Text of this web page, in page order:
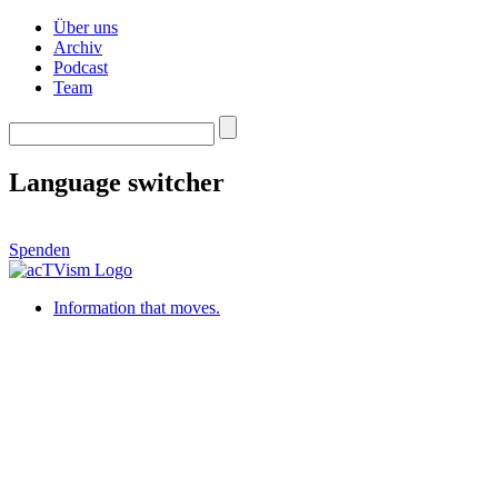
Über uns
Archiv
Podcast
Team
Language switcher
Spenden
Information that moves.